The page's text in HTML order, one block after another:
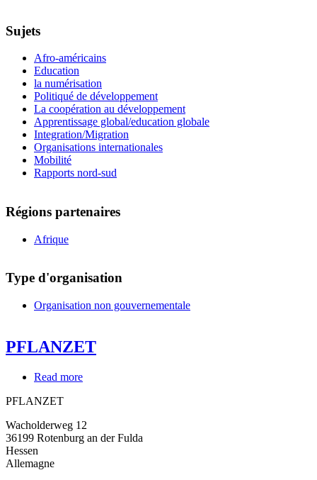
Sujets
Afro-américains
Education
la numérisation
Politiqué de développement
La coopération au développement
Apprentissage global/education globale
Integration/Migration
Organisations internationales
Mobilité
Rapports nord-sud
Régions partenaires
Afrique
Type d'organisation
Organisation non gouvernementale
PFLANZET
Read more
PFLANZET
Wacholderweg 12
36199 Rotenburg an der Fulda
Hessen
Allemagne